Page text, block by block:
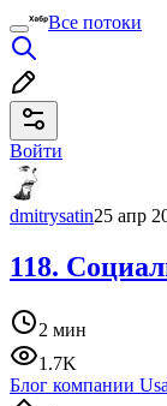
Все потоки
Войти
dmitrysatin25 апр
118.
2 мин
1.7K
Блог компании